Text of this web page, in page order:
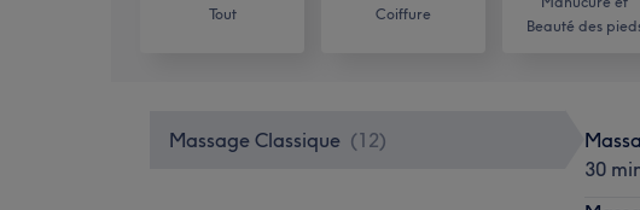
Tout Coiffure
Beauté des
Massage Classique (12)
30